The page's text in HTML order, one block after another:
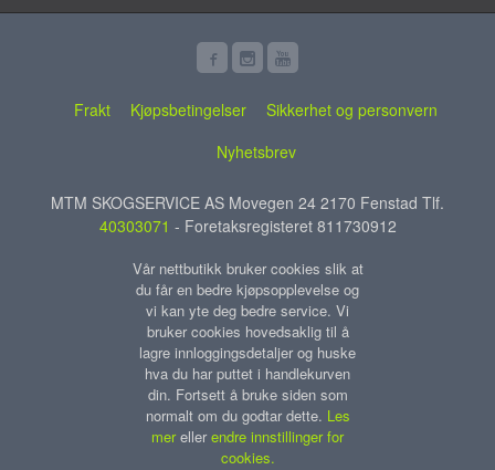
Frakt Kjøpsbetingelser
Sikkerhet og personvern
Nyhetsbrev
MTM SKOGSERVICE AS Movegen 24 2170 Fenstad Tlf.
40303071 - Foretaksregisteret 811730912
Vår nettbutikk bruker cookies slik at
du får en bedre kjøpsopplevelse og
vi kan yte deg bedre service. Vi
bruker cookies hovedsaklig til å
lagre innloggingsdetaljer og huske
hva du har puttet i handlekurven
din. Fortsett å bruke siden som
normalt om du godtar dette. Les
mer eller endre innstillinger for
cookies.